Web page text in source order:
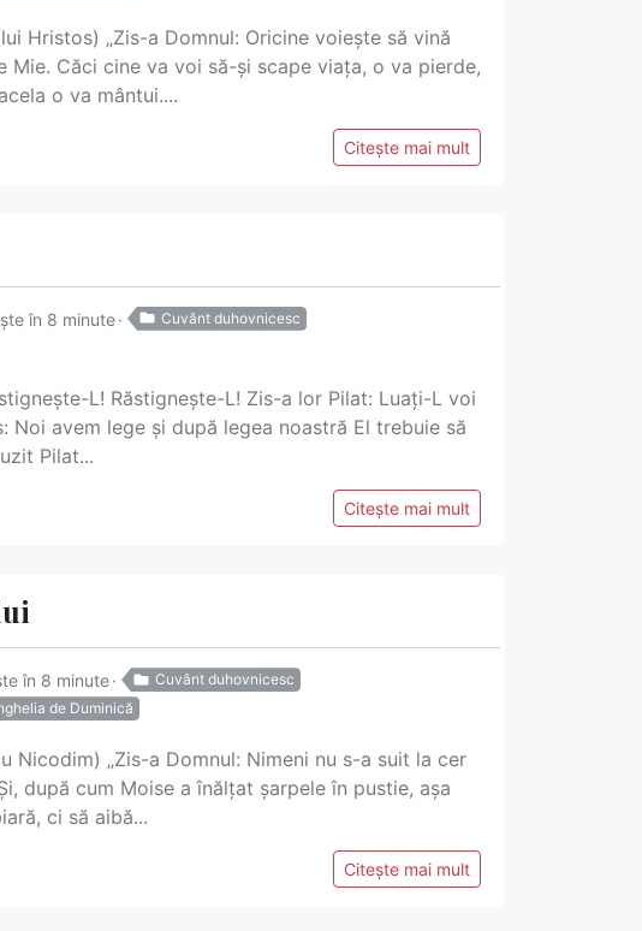
Hristos) „Zis-a Domnul: Oricine voiește să vină
Mie. Căci cine va voi să-și scape viața, o va pierde,
o va mântui....
Citește mai mult
în 8 minute
Cuvânt duhovnicesc
L! Răstignește-L! Zis-a lor Pilat: Luați-L voi
avem lege și după legea noastră El trebuie să
Pilat...
Citește mai mult
în 8 minute
Cuvânt duhovnicesc
de Duminică
Nicodim) „Zis-a Domnul: Nimeni nu s-a suit la cer
după cum Moise a înălțat șarpele în pustie, așa
ci să aibă...
Citește mai mult